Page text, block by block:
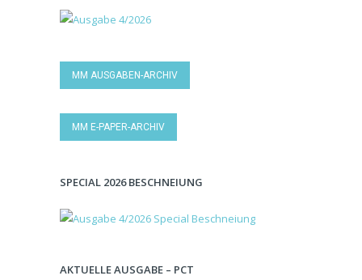
MM AUSGABEN-ARCHIV
MM E-PAPER-ARCHIV
SPECIAL 2026 BESCHNEIUNG
AKTUELLE AUSGABE – PCT